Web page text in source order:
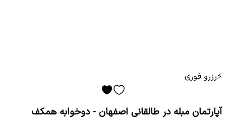
⚡رزرو فوری
آپارتمان مبله در طالقانی اصفهان - دوخوابه همکف